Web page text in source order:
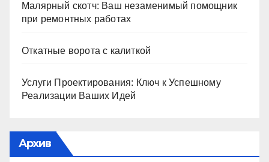
Малярный скотч: Ваш незаменимый помощник
при ремонтных работах
Откатные ворота с калиткой
Услуги Проектирования: Ключ к Успешному
Реализации Ваших Идей
Архив